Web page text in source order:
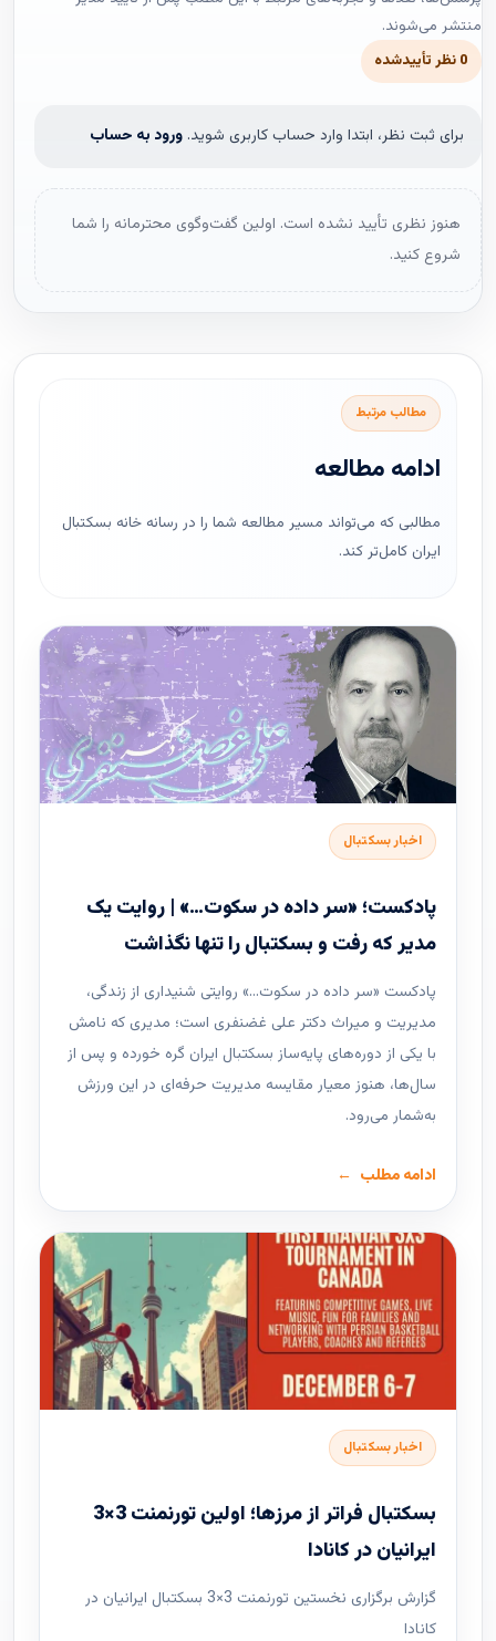
منتشر می‌شوند.
0 نظر تأییدشده
برای ثبت نظر، ابتدا وارد حساب کاربری شوید. ورود به حساب
هنوز نظری تأیید نشده است. اولین گفت‌وگوی محترمانه را شما
شروع کنید.
مطالب مرتبط
ادامه مطالعه
مطالبی که می‌تواند مسیر مطالعه شما را در رسانه خانه بسکتبال
ایران کامل‌تر کند.
اخبار بسکتبال
پادکست؛ «سر داده در سکوت…» | روایت یک
مدیر که رفت و بسکتبال را تنها نگذاشت
پادکست «سر داده در سکوت…» روایتی شنیداری از زندگی،
مدیریت و میراث دکتر علی غضنفری است؛ مدیری که نامش
با یکی از دوره‌های پایه‌ساز بسکتبال ایران گره خورده و پس از
سال‌ها، هنوز معیار مقایسه مدیریت حرفه‌ای در این ورزش
به‌شمار می‌رود.
ادامه مطلب
اخبار بسکتبال
بسکتبال فراتر از مرزها؛ اولین تورنمنت 3×3
ایرانیان در کانادا
گزارش برگزاری نخستین تورنمنت 3×3 بسکتبال ایرانیان در
کانادا